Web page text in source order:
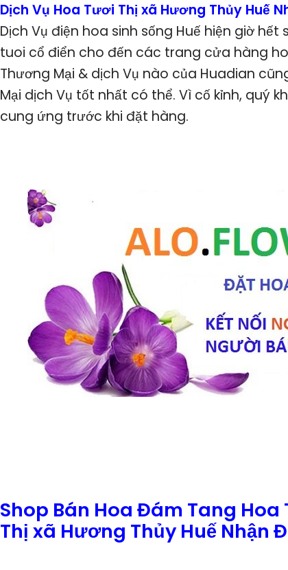
Dịch Vụ Hoa Tươi Thị xã Hương Thủy Huế
Dịch Vụ điện hoa sinh sống Huế hiện giờ
tuoi cổ điển cho đến các trang cửa hàng
Thương Mại & dịch Vụ nào của Huadian
Mại dịch Vụ tốt nhất có thể. Vì cố kỉnh, quý
cung ứng trước khi đặt hàng.
Shop Bán Hoa Đám Tang Hoa
Thị xã Hương Thủy Huế Nhận